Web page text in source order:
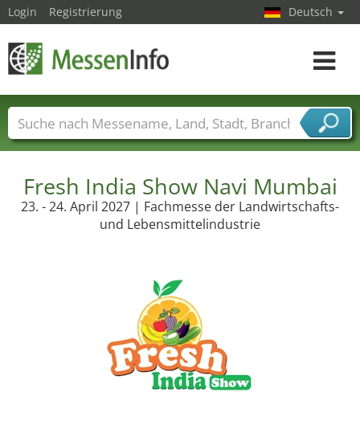
Fresh India Show Navi Mumbai
23. - 24. April 2027 | Fachmesse der Landwirtschafts-
und Lebensmittelindustrie
Login Registrierung Deutsch
Toggle
Messenamen Länder Städte
Branchen